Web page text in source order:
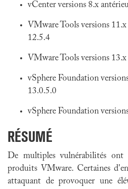
vCenter versions 8.x
VMware Tools versions
12.5.4
VMware Tools versions 13.x
vSphere Foundation
13.0.5.0
vSphere Foundation
RÉSUMÉ
De multiples vulnérabilités ont
produits VMware. Certaines
attaquant de provoquer une